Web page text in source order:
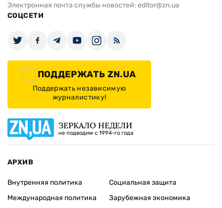
Электронная почта службы новостей: editor@zn.ua
СОЦСЕТИ
ПОДДЕРЖАТЬ ZN.UA
Поддержать независимую
журналистику!
ЗЕРКАЛО НЕДЕЛИ
не подводим с 1994-го года
АРХИВ
Внутренняя политика
Международная политика
Социальная защита
Зарубежная экономика